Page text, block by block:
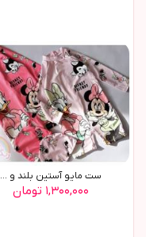
ست مایو آستین بلند و ...
۱,۳۰۰,۰۰۰ تومان